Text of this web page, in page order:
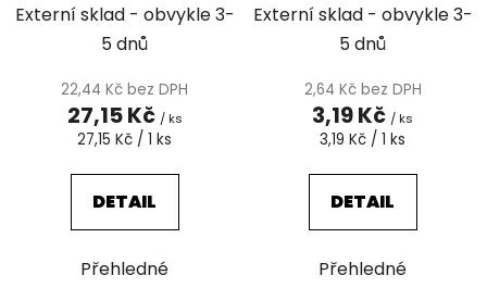
Externí sklad - obvykle 3-
5 dnů
22,44 Kč bez DPH
27,15 Kč / ks
Měrná
27,15 Kč / 1 ks
DETAIL
Přehledné
Externí sklad - obvykle 3-
5 dnů
2,64 Kč bez DPH
3,19 Kč / ks
Měrná
3,19 Kč / 1 ks
DETAIL
Přehledné